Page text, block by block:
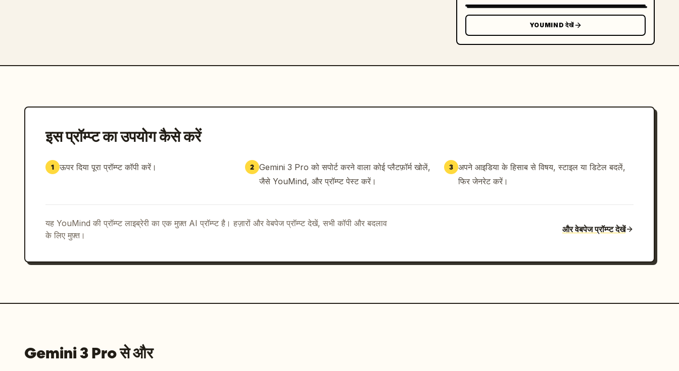
YOUMIND देखें
इस प्रॉम्प्ट का उपयोग कैसे करें
1 ऊपर दिया पूरा प्रॉम्प्ट कॉपी करें। 2 Gemini 3 Pro को सपोर्ट करने वाला कोई प्लैटफ़ॉर्म खोलें,
जैसे YouMind, और प्रॉम्प्ट पेस्ट करें।
3 अपने आइडिया के हिसाब से विषय, स्टाइल या डिटेल बदलें,
फिर जेनरेट करें।
यह YouMind की प्रॉम्प्ट लाइब्रेरी का एक मुफ़्त AI प्रॉम्प्ट है। हज़ारों और वेबपेज प्रॉम्प्ट देखें, सभी कॉपी और बदलाव
के लिए मुफ़्त।
और वेबपेज प्रॉम्प्ट देखें
Gemini 3 Pro से और